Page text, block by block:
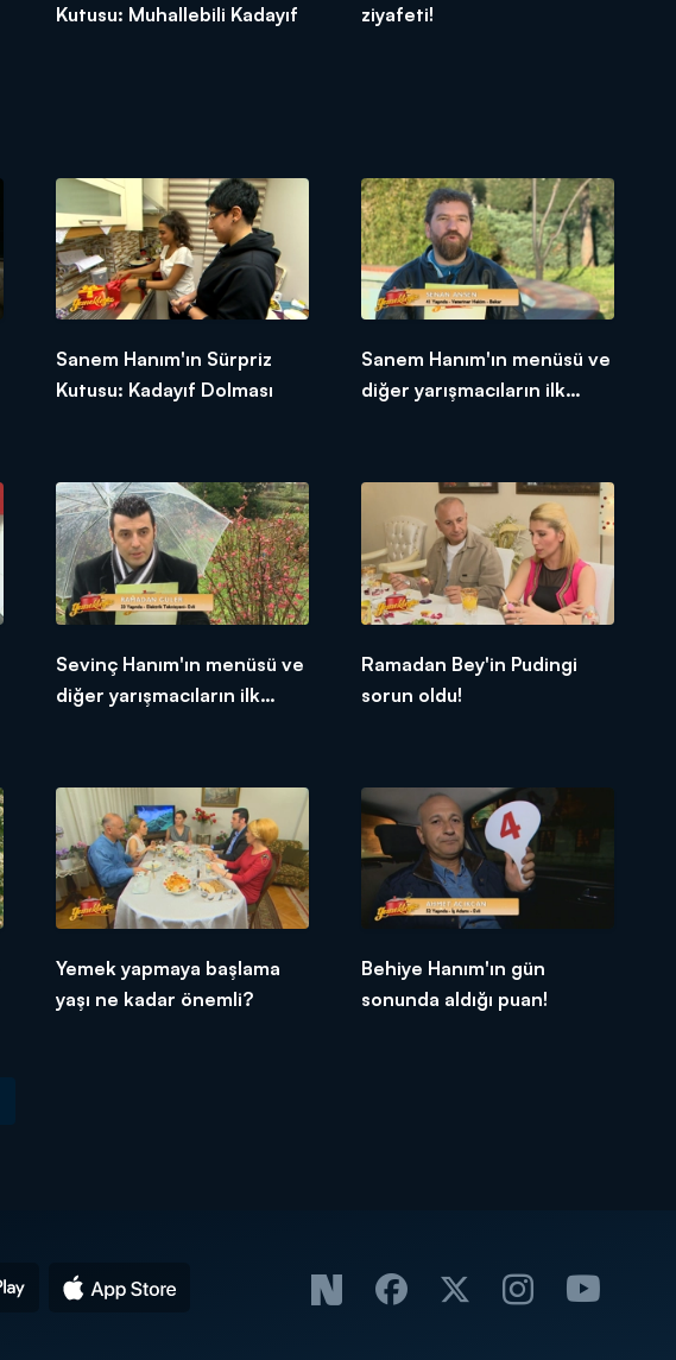
Kutusu: Muhallebili Kadayıf
ziyafeti!
Sanem Hanım'ın Sürpriz
Kutusu: Kadayıf Dolması
Sanem Hanım'ın menüsü ve
diğer yarışmacıların ilk
Sevinç Hanım'ın menüsü ve
diğer yarışmacıların ilk
Ramadan Bey'in Pudingi
sorun oldu!
Yemek yapmaya başlama
yaşı ne kadar önemli?
Behiye Hanım'ın gün
sonunda aldığı puan!